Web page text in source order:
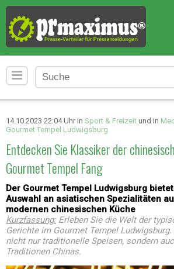
14.10.2023 22:04 Uhr in Sport & Freizeit und in
Gourmet Tempel Ludwigsburg
Entdecken Sie Klassiker der
Gourmet Tempel Fang
Der Gourmet Tempel Ludwigsburg
Auswahl an asiatischen Spezialitäten
modernen chinesischen Küche
Kurzfassung:Erleben Sie die Welt der
Gerichte im Gourmet Tempel
nicht nur traditionelle Speisen, sondern
Traditionen Chinas.